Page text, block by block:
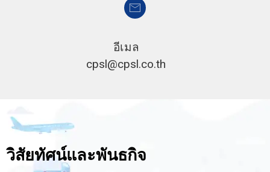
อีเมล
cpsl@cpsl.co.th
วิสัยทัศน์และพันธกิจ